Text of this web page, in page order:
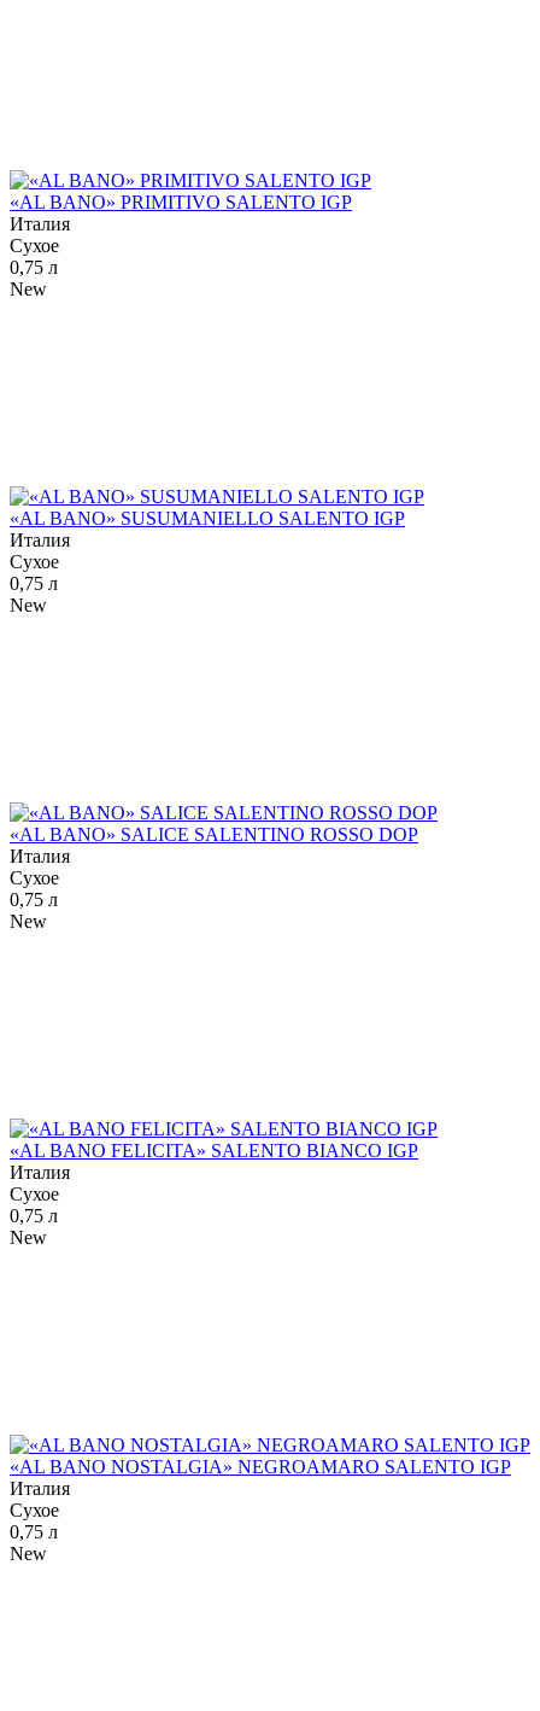
«AL BANO» PRIMITIVO SALENTO IGP
Италия
Сухое
0,75 л
New
«AL BANO» SUSUMANIELLO SALENTO IGP
Италия
Сухое
0,75 л
New
«AL BANO» SALICE SALENTINO ROSSO DOP
Италия
Сухое
0,75 л
New
«AL BANO FELICITA» SALENTO BIANCO IGP
Италия
Сухое
0,75 л
New
«AL BANO NOSTALGIA» NEGROAMARO SALENTO IGP
Италия
Сухое
0,75 л
New